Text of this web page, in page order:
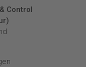
Control